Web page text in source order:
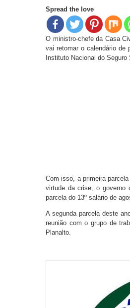
Spread the love
O ministro-chefe da Casa
vai retomar o calendário de
Instituto Nacional do Seguro
Com isso, a primeira
virtude da crise, o governo
parcela do 13º salário de
A segunda parcela deste
reunião com o grupo de
Planalto.